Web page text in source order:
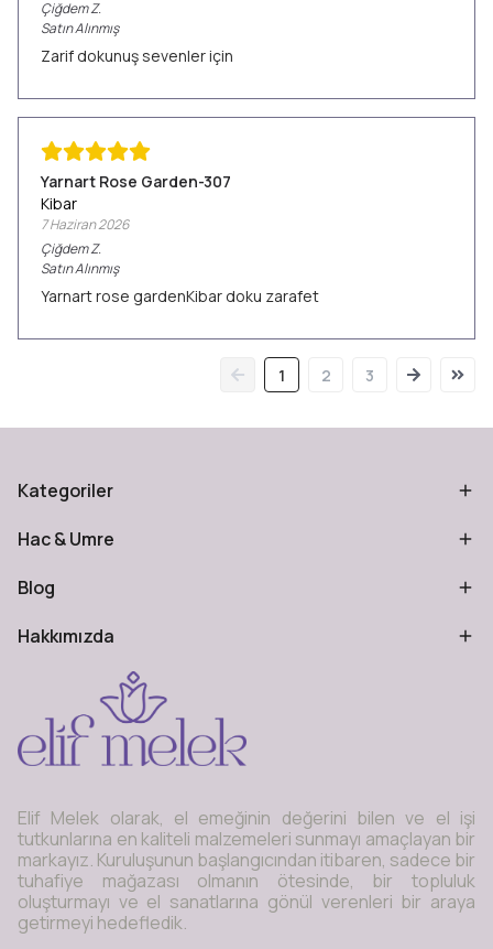
ÇiğdemZ.
Satın Alınmış
Zarif dokunuş sevenler için
Yarnart Rose Garden-307
Kibar
7 Haziran 2026
ÇiğdemZ.
Satın Alınmış
Yarnart rose gardenKibar doku zarafet
1 2 3
Kategoriler
Hac & Umre
Blog
Hakkımızda
Elif Melek olarak, el emeğinin değerini bilen ve el işi
tutkunlarına en kaliteli malzemeleri sunmayı amaçlayan bir
markayız. Kuruluşunun başlangıcından itibaren, sadece bir
tuhafiye mağazası olmanın ötesinde, bir topluluk
oluşturmayı ve el sanatlarına gönül verenleri bir araya
getirmeyi hedefledik.